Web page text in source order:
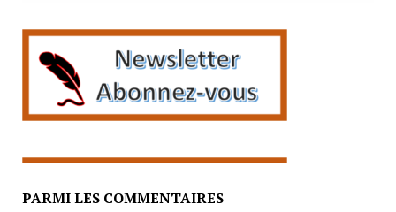
PARMI LES COMMENTAIRES